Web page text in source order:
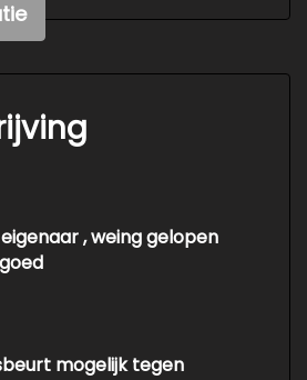
in hoogte verstelbaar
, weing gelopen
mogelijk tegen